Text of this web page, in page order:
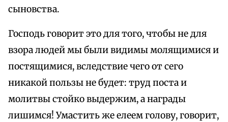
сыновства.
Господь говорит это для того, чтобы не для
взора людей мы были видимы молящимися и
постящимися, вследствие чего от сего
никакой пользы не будет: труд поста и
молитвы стойко выдержим, а награды
лишимся! Умастить же елеем голову, говорит,